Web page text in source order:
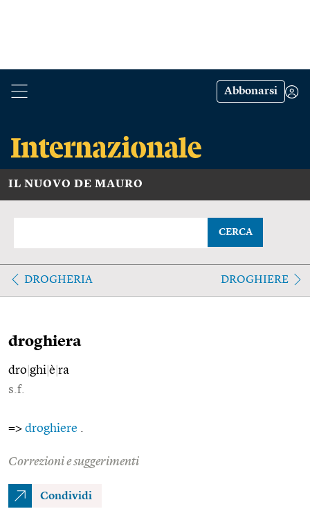
Abbonarsi
IL NUOVO DE MAURO
CERCA
DROGHERIA DROGHIERE
droghiera
dro ghi è ra
s.f.
=> droghiere
Correzioni e suggerimenti
Condividi